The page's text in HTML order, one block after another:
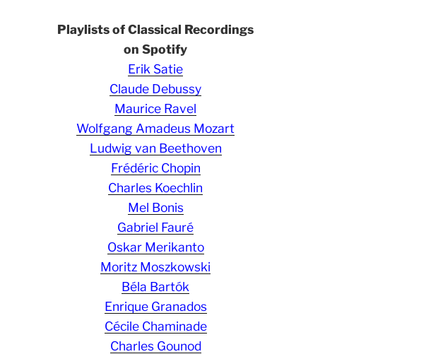
Playlists of Classical Recordings
on Spotify
Erik Satie
Claude Debussy
Maurice Ravel
Wolfgang Amadeus Mozart
Ludwig van Beethoven
Frédéric Chopin
Charles Koechlin
Mel Bonis
Gabriel Fauré
Oskar Merikanto
Moritz Moszkowski
Béla Bartók
Enrique Granados
Cécile Chaminade
Charles Gounod